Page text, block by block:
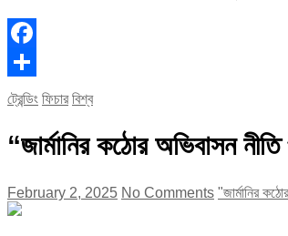
Facebook
Share
ট্রেন্ডিং ফিচার বিশ্ব
“জার্মানির কঠোর অভিবাসন নীতি
February 2, 2025 No Comments "জার্মানির